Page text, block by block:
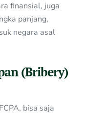
finansial, juga
panjang,
negara asal
(Bribery)
bisa saja